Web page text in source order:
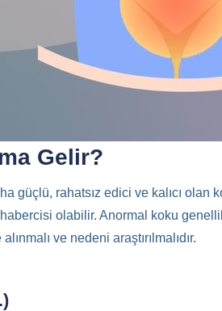
Gelir?
güçlü, rahatsız edici ve kalıcı olan
olabilir. Anormal koku
ve nedeni araştırılmalıdır.